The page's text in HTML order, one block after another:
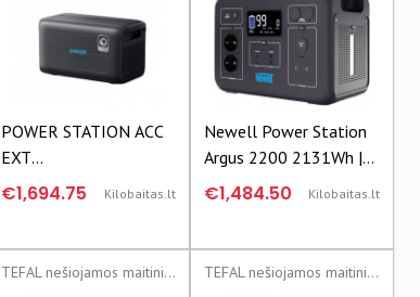
POWER STATION ACC
EXT
BATTERY/A1780111-
€1,694.75 Kilobaitas.lt
Newell Power Station
Argus 2200 2131Wh |
5907489647663
€1,484.50 Kilobaitas.lt
TEFAL nešiojamos maitinimo stotys TEFAL nešiojamos maitinimo stotys